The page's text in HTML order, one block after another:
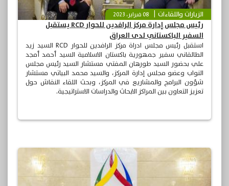
الزيارات واللقاءات 08 فبراير، 2023
رئيس مجلس إدارة مركز الرافدين للحوار RCD يستقبل
السفير الباكستاني لدى العراق
استقبل رئيس مجلس ادراة مركز الرافدين للحوار RCD السيد زيد
الطالقاني سفير جمهورية باكستان الاسلامية السيد أحمد أمجد
علي بحضور السيد طورهان المفتي مستشار السيد رئيس مجلس
النواب وعضو مجلس إدارة المركز، والسيد محمد البياتي مستشار
شؤون البرامج والمشاريع في المركز، وبحث اللقاء النقاش حول
تعزيز التعاون بين المراكز الابحاث والدراسات الاستراتيجية.